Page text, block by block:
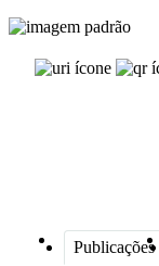
Publicações